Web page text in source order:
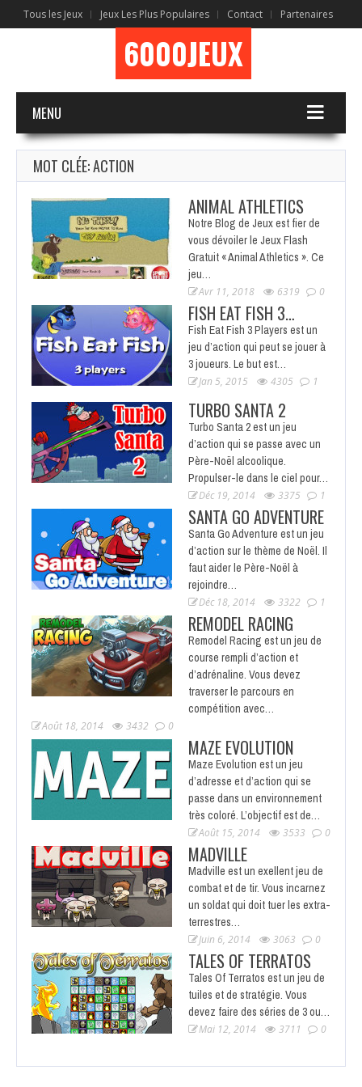
Tous les Jeux Jeux Les Plus Populaires Contact Partenaires
6000JEUX
MENU
MOT CLÉE: ACTION
ANIMAL ATHLETICS
Notre Blog de Jeux est fier de
vous dévoiler le Jeux Flash
Gratuit « Animal Athletics ». Ce
jeu…
Avr 11, 2018 6319 0
FISH EAT FISH 3…
Fish Eat Fish 3 Players est un
jeu d’action qui peut se jouer à
3 joueurs. Le but est…
Jan 5, 2015 4305 1
TURBO SANTA 2
Turbo Santa 2 est un jeu
d’action qui se passe avec un
Père-Noël alcoolique.
Propulser-le dans le ciel pour…
Déc 19, 2014 3375 1
SANTA GO ADVENTURE
Santa Go Adventure est un jeu
d’action sur le thème de Noël. Il
faut aider le Père-Noël à
rejoindre…
Déc 18, 2014 3322 1
REMODEL RACING
Remodel Racing est un jeu de
course rempli d’action et
d’adrénaline. Vous devez
traverser le parcours en
compétition avec…
Août 18, 2014 3432 0
MAZE EVOLUTION
Maze Evolution est un jeu
d’adresse et d’action qui se
passe dans un environnement
très coloré. L’objectif est de…
Août 15, 2014 3533 0
MADVILLE
Madville est un exellent jeu de
combat et de tir. Vous incarnez
un soldat qui doit tuer les extra-
terrestres…
Juin 6, 2014 3063 0
TALES OF TERRATOS
Tales Of Terratos est un jeu de
tuiles et de stratégie. Vous
devez faire des séries de 3 ou…
Mai 12, 2014 3711 0